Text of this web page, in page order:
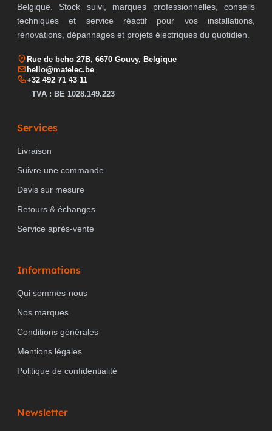
Belgique. Stock suivi, marques professionnelles, conseils
techniques et service réactif pour vos installations,
rénovations, dépannages et projets électriques du quotidien.
Rue de beho 27B, 6670 Gouvy, Belgique
hello@matelec.be
+32 492 71 43 11
TVA : BE 1028.149.223
Services
Livraison
Suivre une commande
Devis sur mesure
Retours & échanges
Service après-vente
Informations
Qui sommes-nous
Nos marques
Conditions générales
Mentions légales
Politique de confidentialité
Newsletter